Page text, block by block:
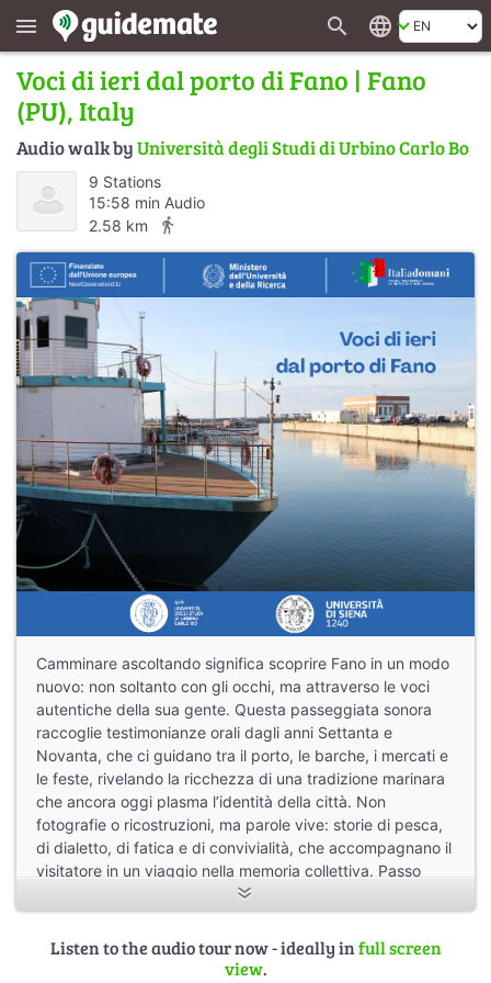
menu search language
Voci di ieri dal porto di Fano | Fano
(PU), Italy
Audio walk byUniversità degli Studi di Urbino Carlo Bo
9 Stations
15:58 min Audio
2.58 km
directions_walk
Camminare ascoltando significa scoprire Fano in un modo
nuovo: non soltanto con gli occhi, ma attraverso le voci
autentiche della sua gente. Questa passeggiata sonora
raccoglie testimonianze orali dagli anni Settanta e
Novanta, che ci guidano tra il porto, le barche, i mercati e
le feste, rivelando la ricchezza di una tradizione marinara
che ancora oggi plasma l’identità della città. Non
fotografie o ricostruzioni, ma parole vive: storie di pesca,
di dialetto, di fatica e di convivialità, che accompagnano il
visitatore in un viaggio nella memoria collettiva. Passo
dopo passo, si incontrano i gerghi dei pescatori, le
tempeste, le tavole imbandite a bordo e le celebrazioni in
mare. È un invito ad ascoltare Fano con attenzione nuova,
lasciandosi sorprendere dal potere evocativo delle voci
Listen to the audio tour now - ideally infull screen
view.